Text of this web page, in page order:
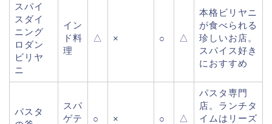
スパイ
スダイ
ニング
ロダン
ビリヤ
ニ
イン
ド料
理
△ × ○ △
本格ビリヤニ
が食べられる
珍しいお店。
スパイス好き
におすすめ
パスタ
スパ
ゲテ
○ × ○ △
パスタ専門
店。ランチタ
イムはリーズ